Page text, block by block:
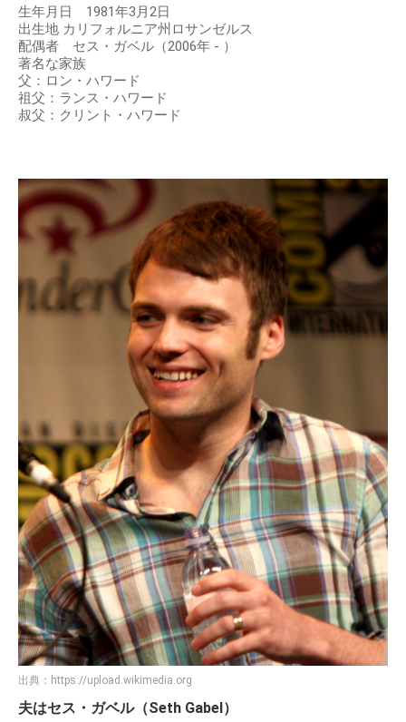
生年月日 1981年3月2日
出生地 カリフォルニア州ロサンゼルス
配偶者 セス・ガベル（2006年 - ）
著名な家族
父：ロン・ハワード
祖父：ランス・ハワード
叔父：クリント・ハワード
出典： https://upload.wikimedia.org
夫はセス・ガベル（Seth Gabel）